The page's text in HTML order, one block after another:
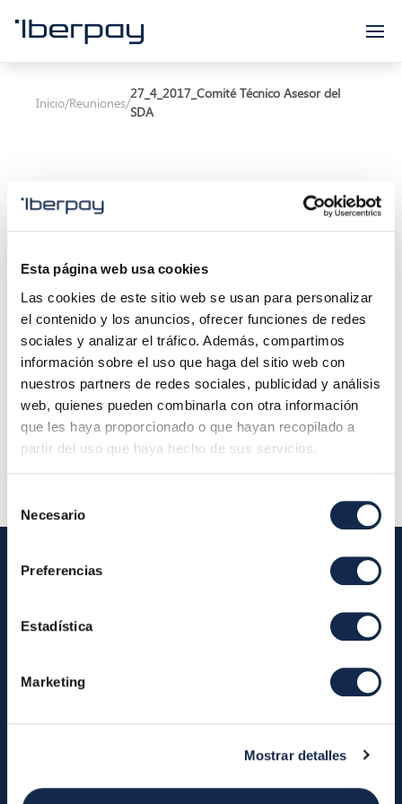
Esta página web usa cookies
Las cookies de este sitio web se usan para personalizar
el contenido y los anuncios, ofrecer funciones de redes
sociales y analizar el tráfico. Además, compartimos
información sobre el uso que haga del sitio web con
nuestros partners de redes sociales, publicidad y análisis
web, quienes pueden combinarla con otra información
que les haya proporcionado o que hayan recopilado a
partir del uso que haya hecho de sus servicios.
Necesario
Preferencias
Estadística
Marketing
Mostrar detalles
Iberpay
Inicio/Reuniones/
27_4_2017_Comité Técnico Asesor del
SDA
Asunto:Comité Técnico Asesor del SDA
Inicio de la reunión:27/04/2017 11:00
Final de la reunión:27/04/2017 13:00
Localización:
Descripción:Reunión ordinaria del Comité Técnico
Asesor del SDA
Iberpay
About us
RTP